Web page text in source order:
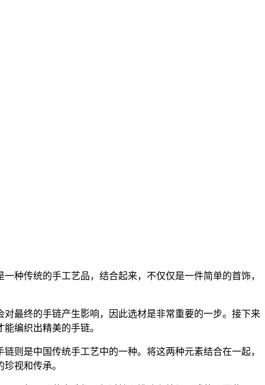
种传统的手工艺品，结合起来，不仅仅是一件简单的首饰，
最终的手链产生影响，因此选材是非常重要的一步。接下来
编织出精美的手链。
则是中国传统手工艺中的一种。将这两种元素结合在一起，
视和传承。